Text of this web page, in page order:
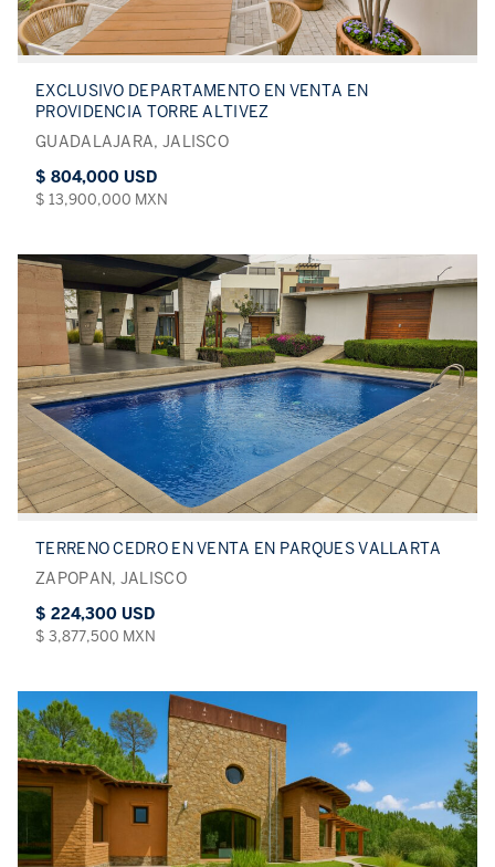
EXCLUSIVO DEPARTAMENTO EN VENTA EN
PROVIDENCIA TORRE ALTIVEZ
GUADALAJARA, JALISCO
$ 804,000 USD
$ 13,900,000 MXN
TERRENO CEDRO EN VENTA EN PARQUES VALLARTA
ZAPOPAN, JALISCO
$ 224,300 USD
$ 3,877,500 MXN